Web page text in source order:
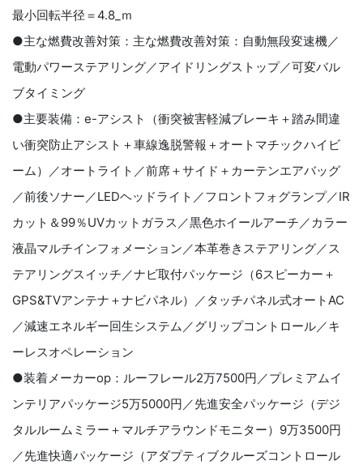
最小回転半径＝4.8_ｍ
●主な燃費改善対策：主な燃費改善対策：自動無段変速機／
電動パワーステアリング／アイドリングストップ／可変バル
ブタイミング
●主要装備：e-アシスト（衝突被害軽減ブレーキ＋踏み間違
い衝突防止アシスト＋車線逸脱警報＋オートマチックハイビ
ーム）／オートライト／前席＋サイド＋カーテンエアバッグ
／前後ソナー／LEDヘッドライト／フロントフォグランプ／IR
カット＆99％UVカットガラス／黒色ホイールアーチ／カラー
液晶マルチインフォメーション／本革巻きステアリング／ス
テアリングスイッチ／ナビ取付パッケージ（6スピーカー＋
GPS&TVアンテナ＋ナビパネル）／タッチパネル式オートAC
／減速エネルギー回生システム／グリップコントロール／キ
ーレスオペレーション
●装着メーカーop：ルーフレール2万7500円／プレミアムイ
ンテリアパッケージ5万5000円／先進安全パッケージ（デジ
タルルームミラー＋マルチアラウンドモニター）9万3500円
／先進快適パッケージ（アダプティブクルーズコントロール